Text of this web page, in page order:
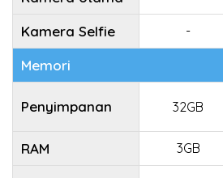
Kamera Selfie -
Memori
Penyimpanan 32GB
RAM 3GB